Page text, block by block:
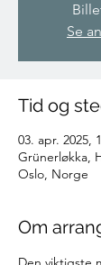
Se
Tid og
03. apr. 2025,
Grünerløkka,
Oslo, Norge
Om